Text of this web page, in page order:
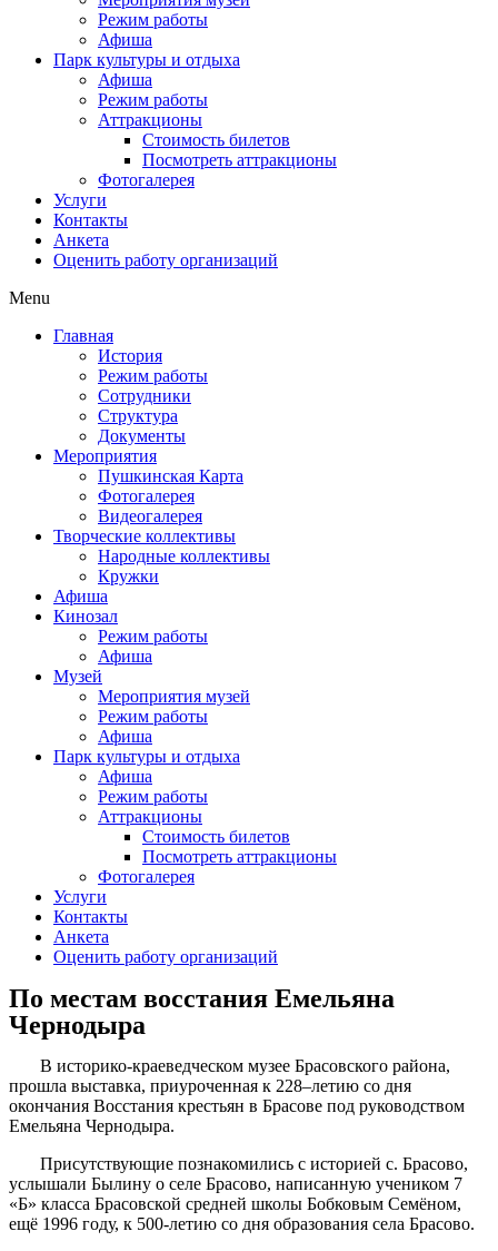
Режим работы
Афиша
Парк культуры и отдыха
Афиша
Режим работы
Аттракционы
Стоимость билетов
Посмотреть аттракционы
Фотогалерея
Услуги
Контакты
Анкета
Оценить работу организаций
Menu
Главная
История
Режим работы
Сотрудники
Структура
Документы
Мероприятия
Пушкинская Карта
Фотогалерея
Видеогалерея
Творческие коллективы
Народные коллективы
Кружки
Афиша
Кинозал
Режим работы
Афиша
Музей
Мероприятия музей
Режим работы
Афиша
Парк культуры и отдыха
Афиша
Режим работы
Аттракционы
Стоимость билетов
Посмотреть аттракционы
Фотогалерея
Услуги
Контакты
Анкета
Оценить работу организаций
По местам восстания Емельяна
Чернодыра
В историко-краеведческом музее Брасовского района,
прошла выставка, приуроченная к 228–летию со дня
окончания Восстания крестьян в Брасове под руководством
Емельяна Чернодыра.
Присутствующие познакомились с историей с. Брасово,
услышали Былину о селе Брасово, написанную учеником 7
«Б» класса Брасовской средней школы Бобковым Семёном,
ещё 1996 году, к 500-летию со дня образования села Брасово.